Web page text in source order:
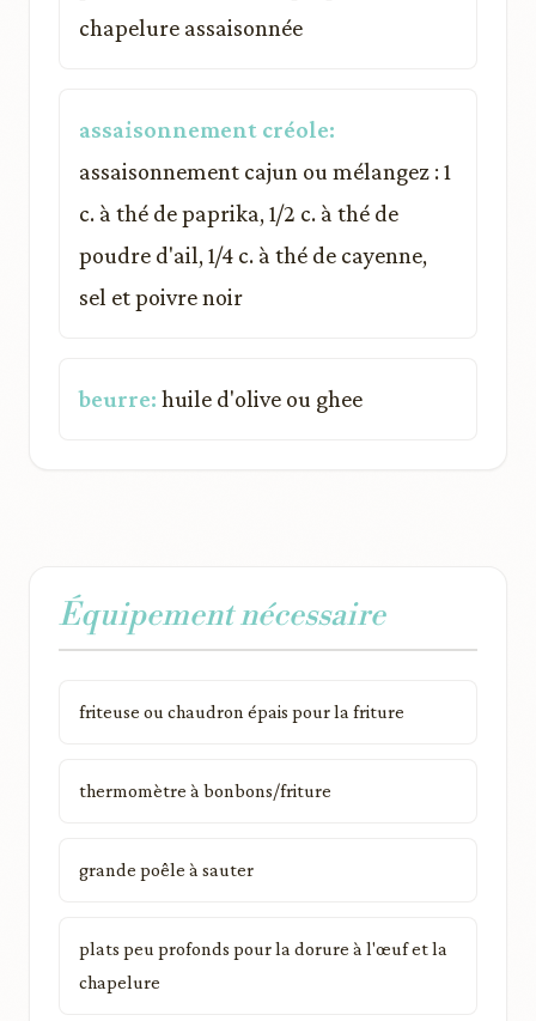
chapelure assaisonnée
assaisonnement créole:
assaisonnement cajun ou mélangez : 1
c. à thé de paprika, 1/2 c. à thé de
poudre d'ail, 1/4 c. à thé de cayenne,
sel et poivre noir
beurre: huile d'olive ou ghee
Équipement nécessaire
friteuse ou chaudron épais pour la friture
thermomètre à bonbons/friture
grande poêle à sauter
plats peu profonds pour la dorure à l'œuf et la
chapelure